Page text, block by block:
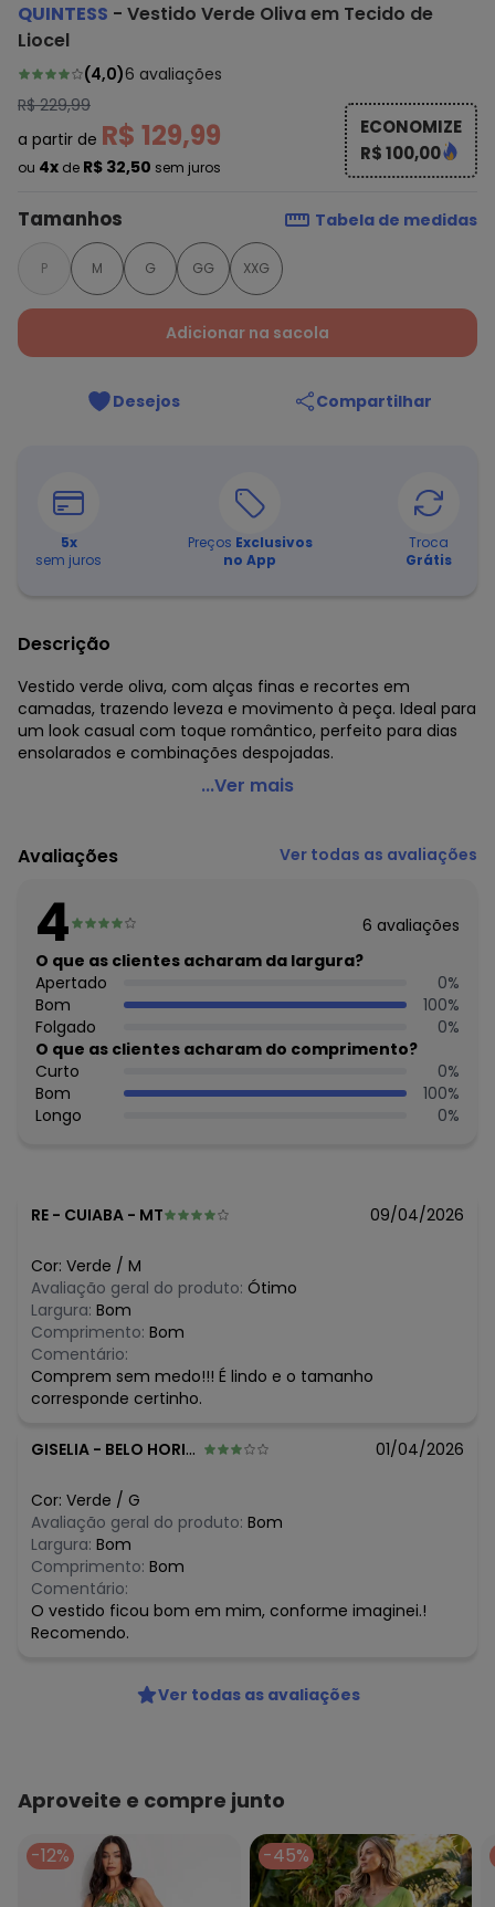
QUINTESS - Vestido Verde Oliva em Tecido de
Liocel
(4,0)6 avaliações
R$ 229,99
a partir de R$ 129,99
ou 4x de R$ 32,50 sem juros
ECONOMIZE
R$ 100,00
Tamanhos Tabela de medidas
P M G GG XXG
Adicionar na sacola
Desejos Compartilhar
5x
sem juros
Preços Exclusivos
no App
Troca
Grátis
Descrição
Vestido verde oliva, com alças finas e recortes em
camadas, trazendo leveza e movimento à peça. Ideal para
um look casual com toque romântico, perfeito para dias
ensolarados e combinações despojadas.
Quintess - Vestido Verde Oliva em Tecido de Liocel
Decote frente: Redondo
Complemento: Alça com regulagem
Histórico de preços
O preço apresentado abaixo é o menor oferecido em
algum dia do mês, para o menor tamanho disponível.
agosto/2026
R$ 129,99
julho/2026 R$ 129,99
junho/2026 R$ 99,99
maio/2026 R$ 129,99
abril/2026 R$ 124,99
março/2026 R$ 124,99
...Ver mais
Avaliações Ver todas as avaliações
4 6 avaliações
O que as clientes acharam da largura?
Apertado
0%
Bom
100%
Folgado
0%
O que as clientes acharam do comprimento?
Curto
0%
Bom
100%
Longo
0%
RE - CUIABA - MT 09/04/2026
Cor: Verde / M
Avaliação geral do produto: Ótimo
Largura: Bom
Comprimento: Bom
Comentário:
Comprem sem medo!!! É lindo e o tamanho
corresponde certinho.
GISELIA - BELO HORIZONTE - MG 01/04/2026
Cor: Verde / G
Avaliação geral do produto: Bom
Largura: Bom
Comprimento: Bom
Comentário:
O vestido ficou bom em mim, conforme imaginei.!
Recomendo.
Ver todas as avaliações
Aproveite e compre junto
-12% -45%